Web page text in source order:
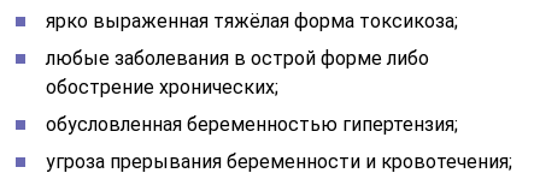
ярко выраженная тяжёлая форма токсикоза;
любые заболевания в острой форме либо
обострение хронических;
обусловленная беременностью гипертензия;
угроза прерывания беременности и кровотечения;